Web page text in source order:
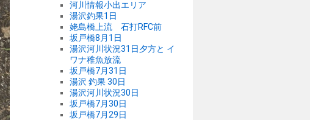
河川情報小出エリア
湯沢釣果1日
姥島橋上流 石打RFC前
坂戸橋8月1日
湯沢河川状況31日夕方と イ
ワナ稚魚放流
坂戸橋7月31日
湯沢 釣果 30日
湯沢河川状況30日
坂戸橋7月30日
坂戸橋7月29日